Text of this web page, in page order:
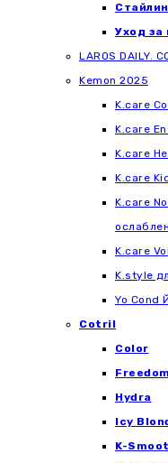
Уход за
LAROS DAILY.
Kemon 2025
K.care
K.care
K.care
K.care
K.care
K.care
K.style
Yo Cond
Cotril
Color
Freedom
Hydra
Icy
K-